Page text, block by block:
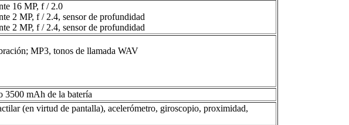
16 MP, f / 2.0
2 MP, f / 2.4, sensor de profundidad
2 MP, f / 2.4, sensor de profundidad
MP3, tonos de llamada WAV
3500 mAh de la batería
(en virtud de pantalla), acelerómetro, giroscopio, proximidad,